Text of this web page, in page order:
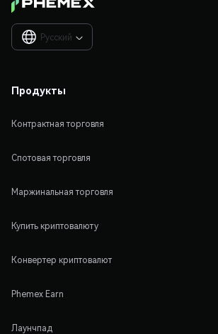
Русский 
Продукты
Контрактная торговля
Спотовая торговля
Маржинальная торговля
Купить криптовалюту
Конвертер криптовалют
Phemex Earn
Лаунчпад